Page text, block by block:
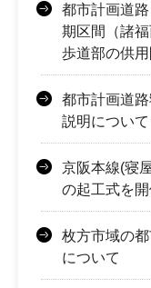
都市計画道
期区間（諸
歩道部の供
都市計画道
説明について
京阪本線(寝
の起工式を
枚方市域の
について